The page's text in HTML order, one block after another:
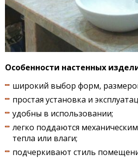
Особенности настенных
широкий выбор форм,
простая установка и
удобны в использовании;
легко поддаются
тепла или влаги;
подчеркивают стиль